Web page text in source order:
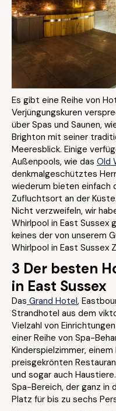
Es gibt eine Reihe von
Verjüngungskuren
über Spas und Saunen,
Brighton mit seiner
Meeresblick. Einige
Außenpools, wie das Old
denkmalgeschütztes
wiederum bieten einfach
Zufluchtsort an der
Nicht verzweifeln, wir
Whirlpool in East Sussex
keines der von unserem
Whirlpool in East Sussex
3 Der besten
in East Sussex
Das Grand Hotel,
Strandhotel aus dem
Vielzahl von
einer Reihe von Spa-
Kinderspielzimmer,
preisgekrönten
und sogar auch
Spa-Bereich, der ganz in
Platz für bis zu sechs